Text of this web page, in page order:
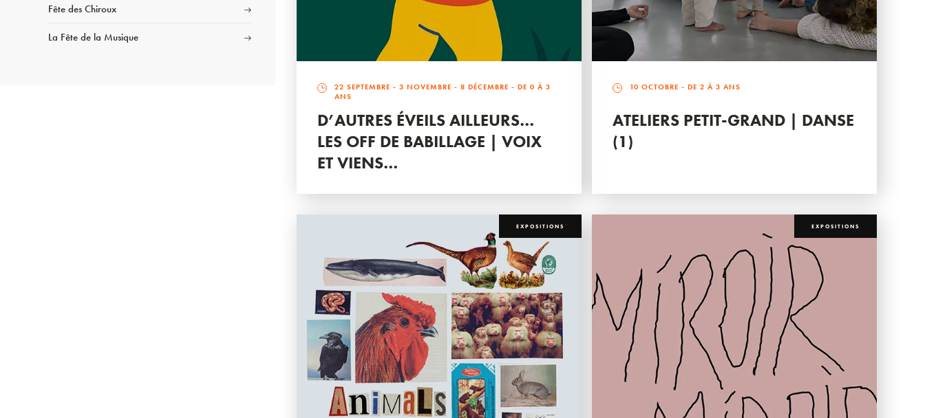
Fête des Chiroux
La Fête de la Musique
22 SEPTEMBRE -3 NOVEMBRE -8 DÉCEMBRE - DE 0 À 3
ANS
D’AUTRES ÉVEILS AILLEURS…
LES OFF DE BABILLAGE | VOIX
ET VIENS…
10 OCTOBRE - DE 2 À 3 ANS
ATELIERS PETIT-GRAND | DANSE
(1)
EXPOSITIONS EXPOSITIONS